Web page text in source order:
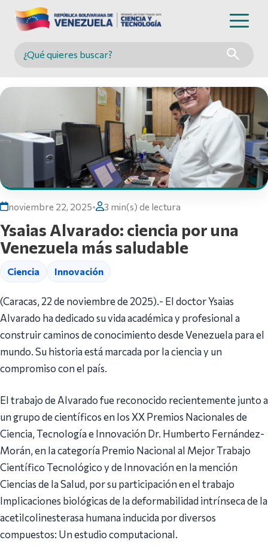
Buscar en MINCYT
noviembre 22, 2025• 3 min(s) de lectura
Ysaias Alvarado: ciencia por una
Venezuela más saludable
Ciencia Innovación
(Caracas, 22 de noviembre de 2025).- El doctor Ysaias
Alvarado ha dedicado su vida académica y profesional a
construir caminos de conocimiento desde Venezuela para el
mundo. Su historia está marcada por la ciencia y un
compromiso con el país.
El trabajo de Alvarado fue reconocido recientemente junto a
un grupo de científicos en los XX Premios Nacionales de
Ciencia, Tecnología e Innovación Dr. Humberto Fernández-
Morán, en la categoría Premio Nacional al Mejor Trabajo
Científico Tecnológico y de Innovación en la mención
Ciencias de la Salud, por su participación en el trabajo
Implicaciones biológicas de la deformabilidad intrínseca de la
acetilcolinesterasa humana inducida por diversos
compuestos: Un estudio computacional.